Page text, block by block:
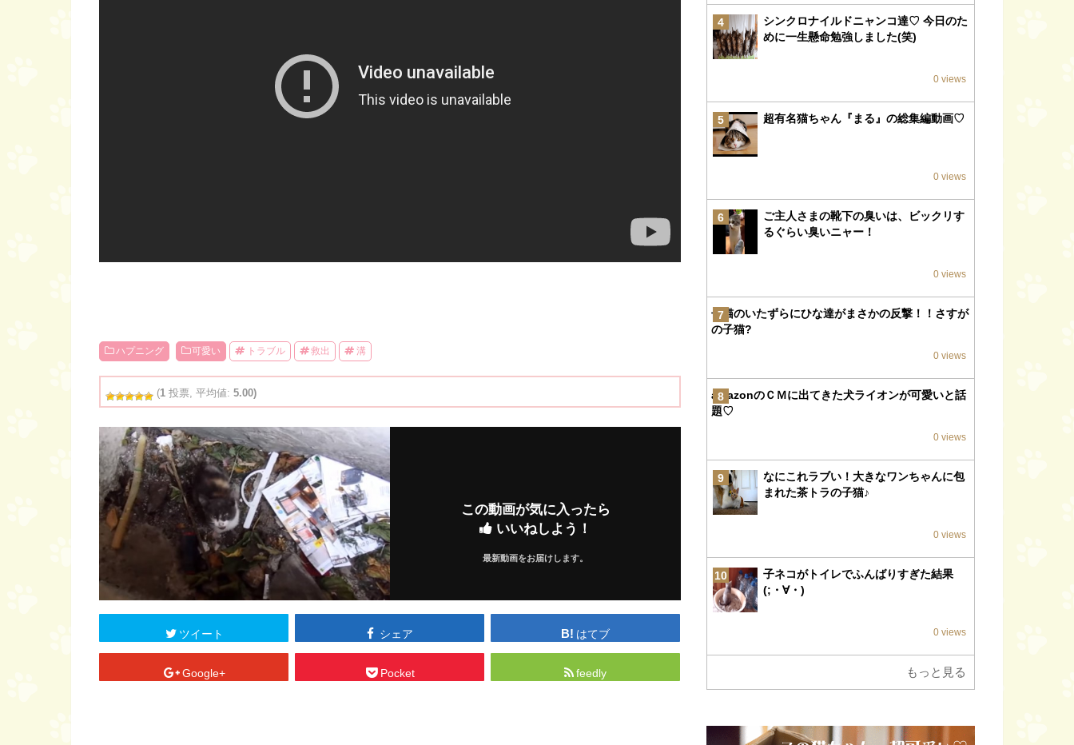
ハプニング 可愛い トラブル 救出 溝
(1 投票, 平均値: 5.00)
この動画が気に入ったら
いいねしよう！
最新動画をお届けします。
ツイート シェア はてブ
Google+ Pocket feedly
4
シンクロナイルドニャンコ達♡ 今日のた
めに一生懸命勉強しました(笑)
0 views
5 超有名猫ちゃん『まる』の総集編動画♡
0 views
6
ご主人さまの靴下の臭いは、ビックリす
るぐらい臭いニャー！
0 views
7
子猫のいたずらにひな達がまさかの反撃！！さすが
の子猫?
0 views
8
amazonのＣＭに出てきた犬ライオンが可愛いと話
題♡
0 views
9
なにこれラブい！大きなワンちゃんに包
まれた茶トラの子猫♪
0 views
10
子ネコがトイレでふんばりすぎた結果
(;・∀・)
0 views
もっと見る